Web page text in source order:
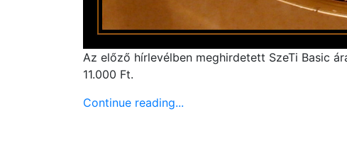
Az előző hírlevélben meghirdetett SzeTi Basic
11.000 Ft.
Continue reading...